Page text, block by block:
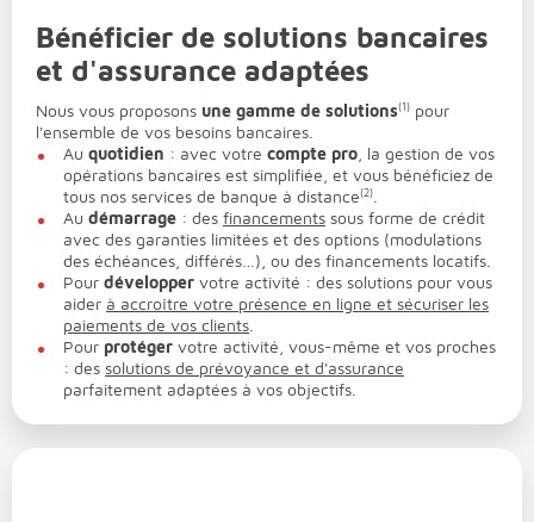
Bénéficier de solutions bancaires
et d'assurance adaptées
Nous vous proposons une gamme de solutions(1) pour
l'ensemble de vos besoins bancaires.
Au quotidien : avec votre compte pro , la gestion de vos
opérations bancaires est simplifiée, et vous bénéficiez de
tous nos services de banque à distance(2)
Au démarrage : des financements sous forme de crédit
avec des garanties limitées et des options (modulations
des échéances, différés…), ou des financements locatifs.
Pour développer votre activité : des solutions pour vous
aider à accroître votre présence en ligne et sécuriser les
paiements de vos clients
Pour protéger votre activité, vous-même et vos proches
: des solutions de prévoyance et d'assurance
parfaitement adaptées à vos objectifs.